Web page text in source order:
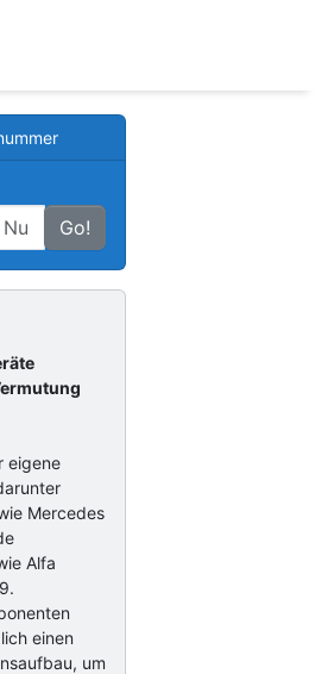
Go!
eigene
Mercedes
Alfa
einen
um